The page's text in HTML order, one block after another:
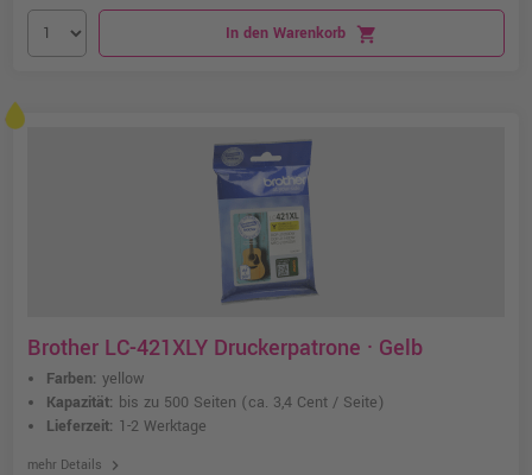
In den Warenkorb shopping_cart
Brother LC-421XLY Druckerpatrone · Gelb
Farben: yellow
Kapazität: bis zu 500 Seiten (ca. 3,4 Cent / Seite)
Lieferzeit: 1-2 Werktage
mehr Details chevron_right